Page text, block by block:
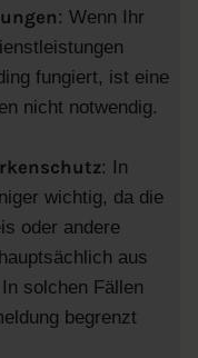
: Wenn Ihr
fungiert, ist eine
nicht notwendig.
: In
wichtig, da die
oder andere
aus
solchen Fällen
begrenzt